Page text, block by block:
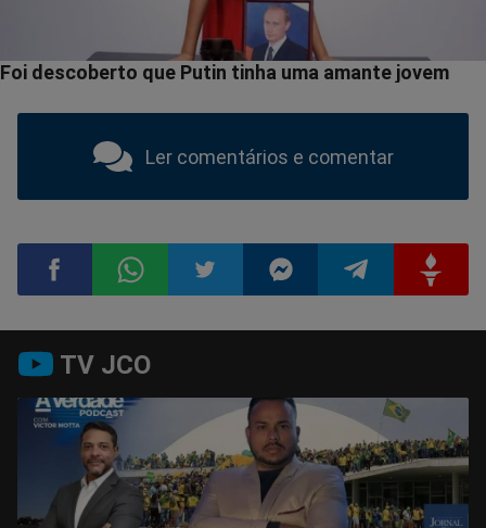
Ler comentários e comentar
Compartilhar
no
Facebook
no
Whatsapp
no
Twitter
no
Messenger
no
Telegram
no
Gettr
TV JCO